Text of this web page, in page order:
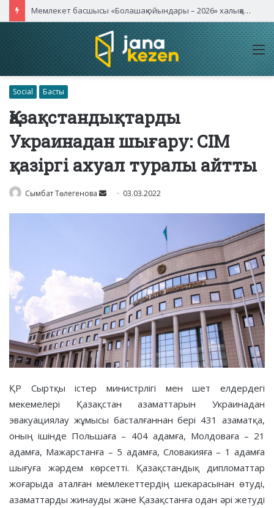
Мемлекет басшысы «Болашақ ойындары – 2026» халықаралық турнирінің ашылу салтанатына қатысты
Social Басты
Қазақстандықтарды
Украинадан шығару: СІМ
қазіргі ахуал туралы айтты
Сымбат Төлегенова
Send 03.03.2022
ҚР Сыртқы істер министрлігі мен шет елдердегі
мекемелері Қазақстан азаматтарын Украинадан
эвакуациялау жұмысы басталғаннан бері 431 азаматқа,
оның ішінде Польшаға – 404 адамға, Молдоваға – 21
адамға, Мажарстанға – 5 адамға, Словакияға – 1 адамға
шығуға жәрдем көрсетті. Қазақстандық дипломаттар
жоғарыда аталған мемлекеттердің шекарасынан өтуді,
азаматтарды жинауды және Қазақстанға одан әрі жетуді